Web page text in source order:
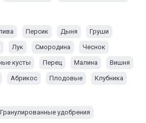
Персик Дыня Груши
Лук Смородина Чеснок
кусты Перец Малина Вишня
Абрикос Плодовые Клубника
Для моркови
Гранулированные удобрения